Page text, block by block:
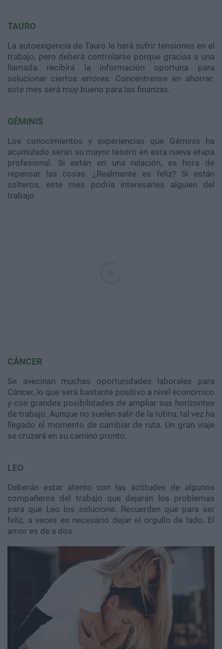
TAURO
La autoexigencia de Tauro le hará sufrir tensiones en el
trabajo, pero deberá controlarse porque gracias a una
llamada recibirá la información oportuna para
solucionar ciertos errores. Concéntrense en ahorrar:
este mes será muy bueno para las finanzas.
GÉMINIS
Los conocimientos y experiencias que Géminis ha
acumulado serán su mayor tesoro en esta nueva etapa
profesional. Si están en una relación, es hora de
repensar las cosas. ¿Realmente es feliz? Si están
solteros, este mes podría interesarles alguien del
trabajo.
CÁNCER
Se avecinan muchas oportunidades laborales para
Cáncer, lo que será bastante positivo a nivel económico
y con grandes posibilidades de ampliar sus horizontes
de trabajo. Aunque no suelen salir de la rutina, tal vez ha
llegado el momento de cambiar de ruta. Un gran viaje
se cruzará en su camino pronto.
LEO
Deberán estar atento con las actitudes de algunos
compañeros del trabajo que dejarán los problemas
para que Leo los solucione. Recuerden que para ser
feliz, a veces es necesario dejar el orgullo de lado. El
amor es de a dos.